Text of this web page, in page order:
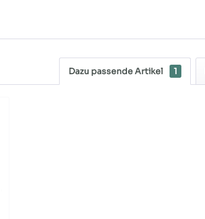
Dazu passende Artikel 1